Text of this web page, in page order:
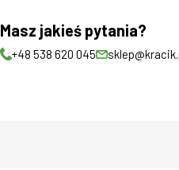
Masz jakieś pytania?
+48 538 620 045